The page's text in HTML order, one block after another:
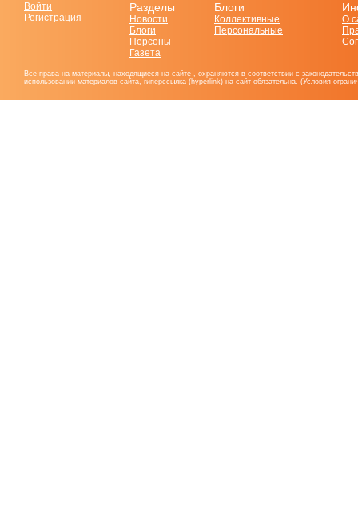
Войти
Регистрация
Разделы
Новости
Блоги
Персоны
Газета
Блоги
Коллективные
Персональные
О
Все права на материалы, находящиеся на сайте , охраняются в соответствии с
использовании материалов сайта, гиперссылка (hyperlink) на сайт обязательна. (Условия